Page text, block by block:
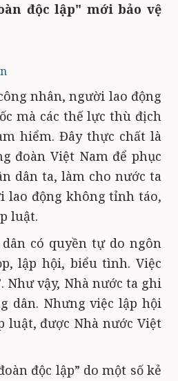
độc lập" mới bảo vệ
nhân, người lao động
mà các thế lực thù địch
hiểm. Đây thực chất là
đoàn Việt Nam để phục
dân ta, làm cho nước ta
lao động không tỉnh táo,
luật.
có quyền tự do ngôn
lập hội, biểu tình. Việc
Như vậy, Nhà nước ta ghi
dân. Nhưng việc lập hội
luật, được Nhà nước Việt
độc lập” do một số kẻ